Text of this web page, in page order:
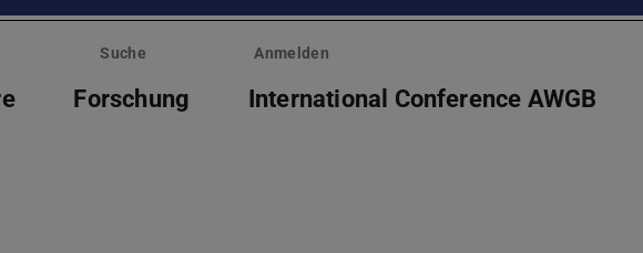
Suche Anmelden
Forschung International Conference AWGB